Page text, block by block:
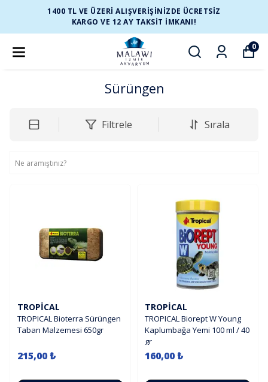
1400 TL VE ÜZERİ ALIŞVERİŞİNİZDE ÜCRETSİZ
KARGO VE 12 AY TAKSİT İMKANI!
0
Sürüngen
Filtrele Sırala
TROPICAL
TROPICAL Bioterra Sürüngen
Taban Malzemesi 650gr
215,00 ₺
TROPICAL
TROPICAL Biorept W Young
Kaplumbağa Yemi 100 ml / 40
gr
160,00 ₺